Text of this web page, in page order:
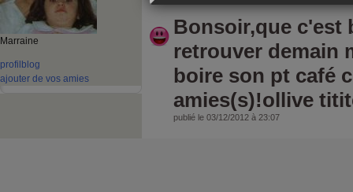
Marraine
profil blog
ajouter de vos amies
Bonsoir,que c'est
retrouver demain
boire son pt café
amies(s)!ollive
publié le 03/12/2012 à 23:07